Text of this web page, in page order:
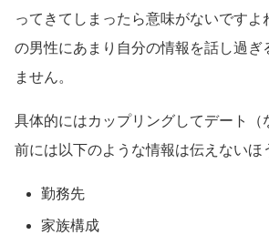
ってきてしまったら意味がないですよ
の男性にあまり自分の情報を話し過ぎ
ません。
具体的にはカップリングしてデート（
前には以下のような情報は伝えないほ
勤務先
家族構成